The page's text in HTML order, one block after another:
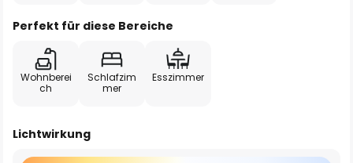
Perfekt für diese Bereiche
Wohnberei
ch
Schlafzim
mer
Esszimmer
Lichtwirkung